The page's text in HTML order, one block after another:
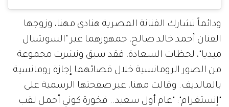
ودائماً تشارك الفنانة المصرية هنادي مهنا، وزوجها
الفنان أحمد خالد صالح، جمهورهما عبر "السوشيال
ميديا"، لحظات السعادة، فقد سبق ونشرت مجموعة
من الصور الرومانسية خلال قضائهما إجازة رومانسية
بالمالديف. وقالت مهنا، عبر صفحتها الرسمية على
"إنستغرام": "عام أول سعيد.. فخورة كوني أحمل لقب